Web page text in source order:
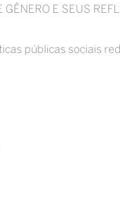
E SEUS
públicas sociais